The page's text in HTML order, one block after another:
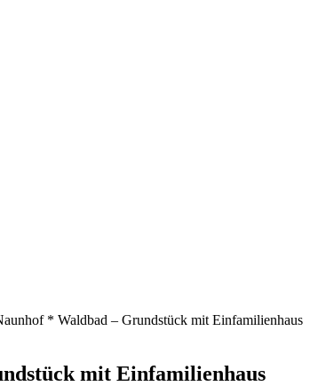
* Waldbad – Grundstück mit Einfamilienhaus
mit Einfamilienhaus